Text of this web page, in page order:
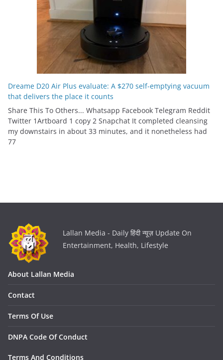
Dreame D20 Air Plus evaluate: A $270 self-emptying vacuum
that delivers the place it counts
Share This To Others... Whatsapp Facebook Telegram Reddit
Twitter 1Artboard 1 copy 2 Snapchat It completed cleansing
my downstairs in about 33 minutes, and it nonetheless had
77
Lallan Media - Daily हिंदी न्यूज़ Update On
Entertainment, Health, Lifestyle
About Lallan Media
Contact
Terms Of Use
DNPA Code Of Conduct
Terms And Conditions